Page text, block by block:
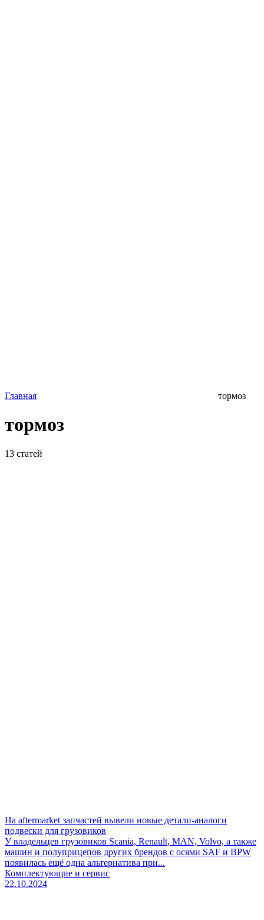
Главная тормоз
тормоз
13 статей
На aftermarket запчастей вывели новые детали-аналоги
подвески для грузовиков
У владельцев грузовиков Scania, Renault, MAN, Volvo, а также
машин и полуприцепов других брендов с осями SAF и BPW
появилась ещё одна альтернатива при...
Комплектующие и сервис
22.10.2024